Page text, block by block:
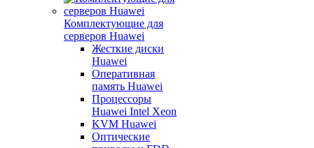
Комплектующие для
серверов Huawei
Жесткие диски
Huawei
Оперативная
память Huawei
Процессоры
Huawei Intel Xeon
KVM Huawei
Оптические